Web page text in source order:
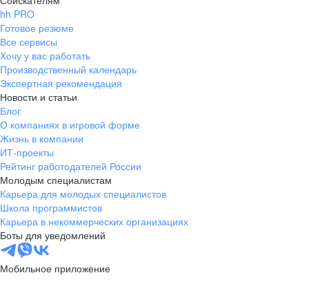
hh PRO
Готовое резюме
Все сервисы
Хочу у вас работать
Производственный календарь
Экспертная рекомендация
Новости и статьи
Блог
О компаниях в игровой форме
Жизнь в компании
ИТ-проекты
Рейтинг работодателей России
Молодым специалистам
Карьера для молодых специалистов
Школа программистов
Карьера в некоммерческих организациях
Боты для уведомлений
Мобильное приложение